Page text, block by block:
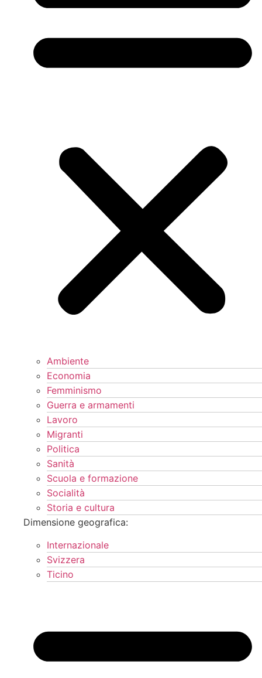
Ambiente
Economia
Femminismo
Guerra e armamenti
Lavoro
Migranti
Politica
Sanità
Scuola e formazione
Socialità
Storia e cultura
Dimensione geografica:
Internazionale
Svizzera
Ticino